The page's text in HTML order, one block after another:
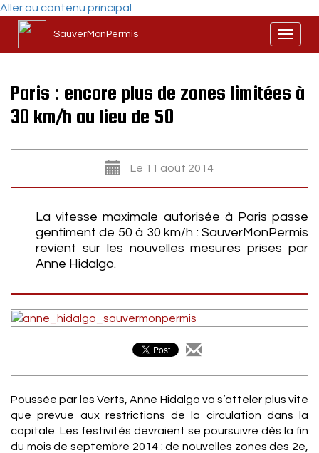
Aller au contenu principal
SauverMonPermis
Paris : encore plus de zones limitées à
30 km/h au lieu de 50
Le 11 août 2014
La vitesse maximale autorisée à Paris passe
gentiment de 50 à 30 km/h : SauverMonPermis
revient sur les nouvelles mesures prises par
Anne Hidalgo.
Poussée par les Verts, Anne Hidalgo va s’atteler plus vite
que prévue aux restrictions de la circulation dans la
capitale. Les festivités devraient se poursuivre dès la fin
du mois de septembre 2014 : de nouvelles zones des 2e,